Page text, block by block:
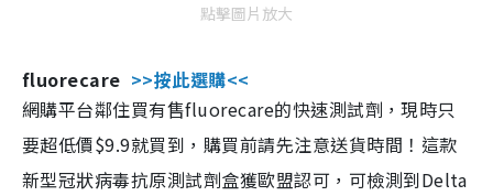
點擊圖片放大
fluorecare >>按此選購<<
網購平台鄰住買有售fluorecare的快速測試劑，現時只
要超低價$9.9就買到，購買前請先注意送貨時間！這款
新型冠狀病毒抗原測試劑盒獲歐盟認可，可檢測到Delta